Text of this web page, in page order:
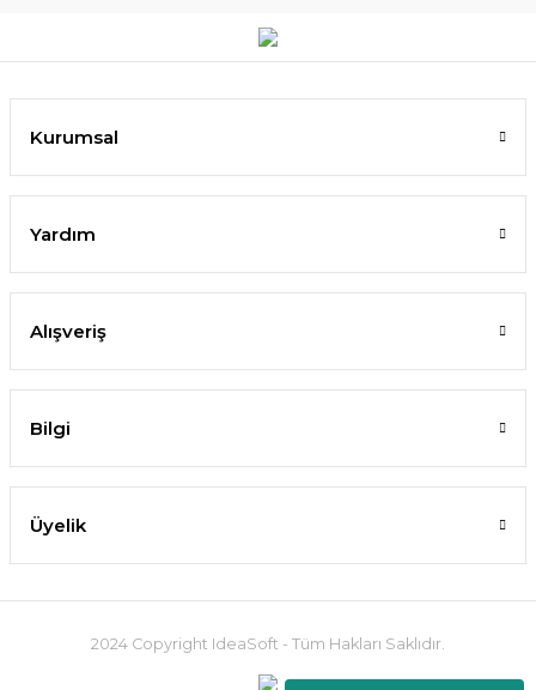
Kurumsal
Yardım
Alışveriş
Bilgi
Üyelik
2024 Copyright IdeaSoft - Tüm Hakları Saklıdır.